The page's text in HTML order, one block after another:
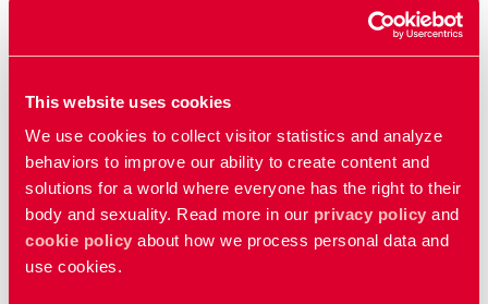
This website uses cookies
We use cookies to collect visitor statistics and analyze
behaviors to improve our ability to create content and
solutions for a world where everyone has the right to their
body and sexuality. Read more in our privacy policy and
cookie policy about how we process personal data and
use cookies.
Till anhöriga: Erbjud att följa med på ett
efteråt.
"Du är inte ensam med din
endometrios"